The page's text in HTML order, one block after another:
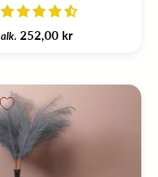
alk. 252,00 kr